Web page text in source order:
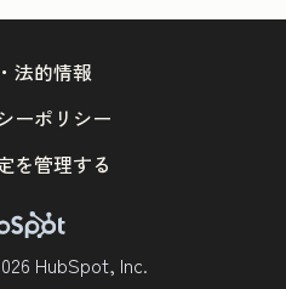
HubSpot, Inc.
法的情報
ーポリシー
を管理する